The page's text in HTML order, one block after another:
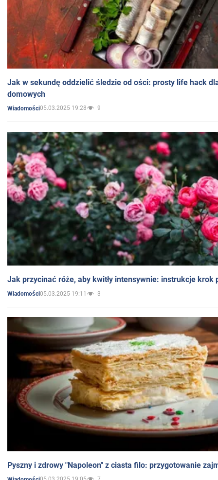
Jak w sekundę oddzielić śledzie od ości: prosty life hack
domowych
Wiadomości05.03.2025 19:28 9
Jak przycinać róże, aby kwitły intensywnie: instrukcje krok
Wiadomości05.03.2025 19:11 3
Pyszny i zdrowy "Napoleon" z ciasta filo: przygotowanie